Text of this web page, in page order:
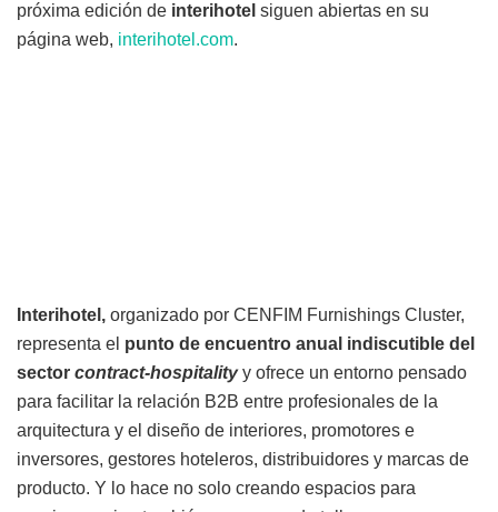
próxima edición de interihotel siguen abiertas en su
página web, interihotel.com.
Interihotel, organizado por CENFIM Furnishings Cluster,
representa el punto de encuentro anual indiscutible del
sector contract-hospitalityy ofrece un entorno pensado
para facilitar la relación B2B entre profesionales de la
arquitectura y el diseño de interiores, promotores e
inversores, gestores hoteleros, distribuidores y marcas de
producto. Y lo hace no solo creando espacios para